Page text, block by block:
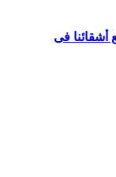
أشقائنا فى